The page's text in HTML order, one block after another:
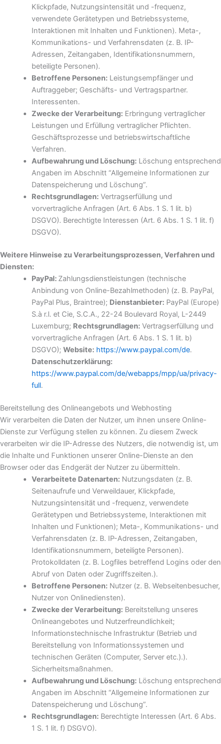
Klickpfade, Nutzungsintensität und -frequenz,
verwendete Gerätetypen und Betriebssysteme,
Interaktionen mit Inhalten und Funktionen). Meta-,
Kommunikations- und Verfahrensdaten (z. B. IP-
Adressen, Zeitangaben, Identifikationsnummern,
beteiligte Personen).
Betroffene Personen:Leistungsempfänger und
Auftraggeber; Geschäfts- und Vertragspartner.
Interessenten.
Zwecke der Verarbeitung:Erbringung vertraglicher
Leistungen und Erfüllung vertraglicher Pflichten.
Geschäftsprozesse und betriebswirtschaftliche
Verfahren.
Aufbewahrung und Löschung:Löschung entsprechend
Angaben im Abschnitt “Allgemeine Informationen zur
Datenspeicherung und Löschung”.
Rechtsgrundlagen:Vertragserfüllung und
vorvertragliche Anfragen (Art. 6 Abs. 1 S. 1 lit. b)
DSGVO). Berechtigte Interessen (Art. 6 Abs. 1 S. 1 lit. f)
DSGVO).
Weitere Hinweise zu Verarbeitungsprozessen, Verfahren und
Diensten:
PayPal: Zahlungsdienstleistungen (technische
Anbindung von Online-Bezahlmethoden) (z. B. PayPal,
PayPal Plus, Braintree); Dienstanbieter:PayPal (Europe)
S.à r.l. et Cie, S.C.A., 22-24 Boulevard Royal, L-2449
Luxemburg; Rechtsgrundlagen:Vertragserfüllung und
vorvertragliche Anfragen (Art. 6 Abs. 1 S. 1 lit. b)
DSGVO); Website: https://www.paypal.com/de.
Datenschutzerklärung:
https://www.paypal.com/de/webapps/mpp/ua/privacy-
full.
Bereitstellung des Onlineangebots und Webhosting
Wir verarbeiten die Daten der Nutzer, um ihnen unsere Online-
Dienste zur Verfügung stellen zu können. Zu diesem Zweck
verarbeiten wir die IP-Adresse des Nutzers, die notwendig ist, um
die Inhalte und Funktionen unserer Online-Dienste an den
Browser oder das Endgerät der Nutzer zu übermitteln.
Verarbeitete Datenarten:Nutzungsdaten (z. B.
Seitenaufrufe und Verweildauer, Klickpfade,
Nutzungsintensität und -frequenz, verwendete
Gerätetypen und Betriebssysteme, Interaktionen mit
Inhalten und Funktionen); Meta-, Kommunikations- und
Verfahrensdaten (z. B. IP-Adressen, Zeitangaben,
Identifikationsnummern, beteiligte Personen).
Protokolldaten (z. B. Logfiles betreffend Logins oder den
Abruf von Daten oder Zugriffszeiten.).
Betroffene Personen:Nutzer (z. B. Webseitenbesucher,
Nutzer von Onlinediensten).
Zwecke der Verarbeitung:Bereitstellung unseres
Onlineangebotes und Nutzerfreundlichkeit;
Informationstechnische Infrastruktur (Betrieb und
Bereitstellung von Informationssystemen und
technischen Geräten (Computer, Server etc.).).
Sicherheitsmaßnahmen.
Aufbewahrung und Löschung:Löschung entsprechend
Angaben im Abschnitt “Allgemeine Informationen zur
Datenspeicherung und Löschung”.
Rechtsgrundlagen:Berechtigte Interessen (Art. 6 Abs.
1 S. 1 lit. f) DSGVO).